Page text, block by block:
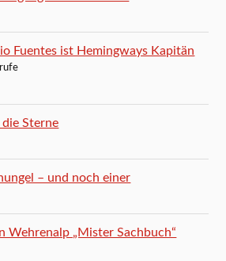
Fuentes ist Hemingways Kapitän
die Sterne
– und noch einer
Wehrenalp „Mister Sachbuch“